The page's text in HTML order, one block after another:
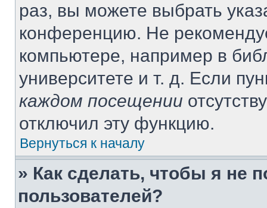
раз, вы можете выбрать
конференцию. Не
компьютере, например в
университете и т. д. Если
каждом посещении
отключил эту функцию.
Вернуться к началу
» Как сделать, чтобы я не
пользователей?